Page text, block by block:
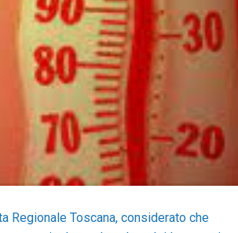
Regionale Toscana, considerato che